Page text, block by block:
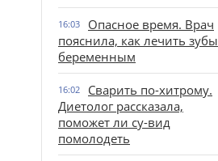
16:03
Опасное время. Врач
пояснила, как лечить зубы
беременным
16:02
Сварить по-хитрому.
Диетолог рассказала,
поможет ли су-вид
помолодеть